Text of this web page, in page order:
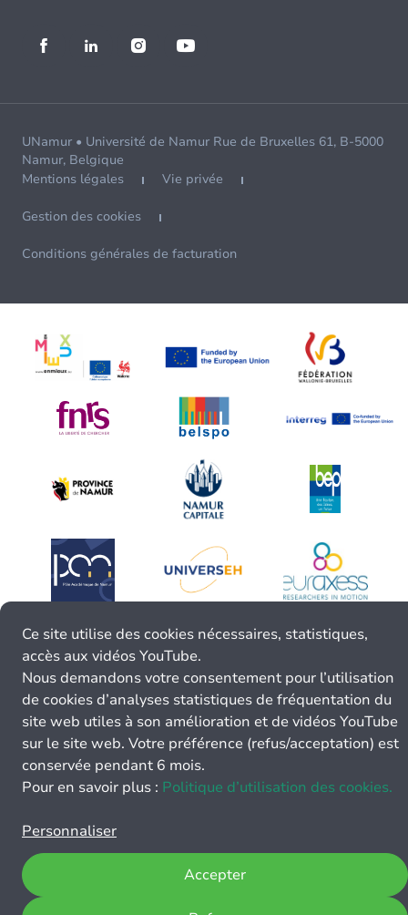
UNamur • Université de Namur Rue de Bruxelles 61, B-5000
Namur, Belgique
Mentions légales
Vie privée
Gestion des cookies
Conditions générales de facturation
Ce site utilise des cookies nécessaires, statistiques,
accès aux vidéos YouTube.
Nous demandons votre consentement pour l’utilisation
de cookies d’analyses statistiques de fréquentation du
site web utiles à son amélioration et de vidéos YouTube
sur le site web. Votre préférence (refus/acceptation) est
conservée pendant 6 mois.
Pour en savoir plus : Politique d’utilisation des cookies.
Personnaliser
Accepter